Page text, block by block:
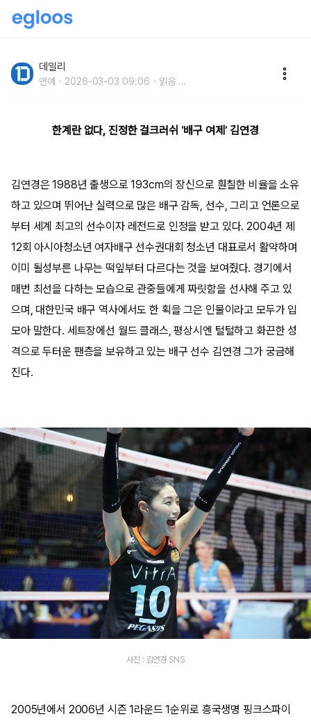
스' 그 언니
데일리
연예 2026-03-03 09:06 읽음 ...
한계란 없다, 진정한 걸크러쉬 ‘배구 여제’ 김연경
김연경은 1988년 출생으로 193cm의 장신으로 훤칠한 비율을 소유
하고 있으며 뛰어난 실력으로 많은 배구 감독, 선수, 그리고 언론으로
부터 세계 최고의 선수이자 레전드로 인정을 받고 있다. 2004년 제
12회 아시아청소년 여자배구 선수권대회 청소년 대표로서 활약하며
이미 될성부른 나무는 떡잎부터 다르다는 것을 보여줬다. 경기에서
매번 최선을 다하는 모습으로 관중들에게 짜릿함을 선사해 주고 있
으며, 대한민국 배구 역사에서도 한 획을 그은 인물이라고 모두가 입
모아 말한다. 세트장에선 월드 클래스, 평상시엔 털털하고 화끈한 성
격으로 두터운 팬층을 보유하고 있는 배구 선수 김연경 그가 궁금해
진다.
사진 : 김연경 SNS
2005년에서 2006년 시즌 1라운드 1순위로 흥국생명 핑크스파이